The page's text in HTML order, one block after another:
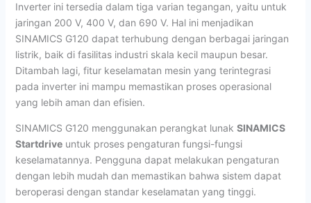
Inverter ini tersedia dalam tiga varian tegangan, yaitu untuk
jaringan 200 V, 400 V, dan 690 V. Hal ini menjadikan
SINAMICS G120 dapat terhubung dengan berbagai jaringan
listrik, baik di fasilitas industri skala kecil maupun besar.
Ditambah lagi, fitur keselamatan mesin yang terintegrasi
pada inverter ini mampu memastikan proses operasional
yang lebih aman dan efisien.
SINAMICS G120 menggunakan perangkat lunak SINAMICS
Startdriveuntuk proses pengaturan fungsi-fungsi
keselamatannya. Pengguna dapat melakukan pengaturan
dengan lebih mudah dan memastikan bahwa sistem dapat
beroperasi dengan standar keselamatan yang tinggi.